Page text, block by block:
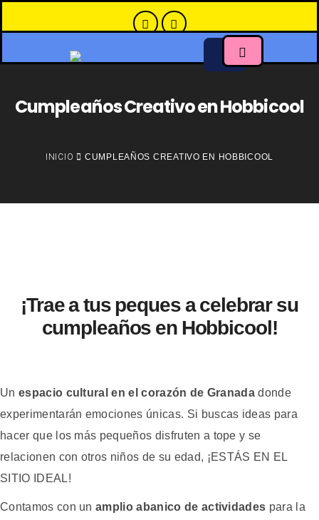
Cumpleaños Creativo en Hobbicool
INICIO CUMPLEAÑOS CREATIVO EN HOBBICOOL
¡Trae a tus peques a celebrar su
cumpleaños en Hobbicool!
Un espacio cultural en el corazón de Granada donde
experimentarán emociones únicas. Si buscas ideas para
hacer quelos más pequeños disfruten a tope y se
rel acionen con otros niños de su edad, ¡ESTÁS EN EL
SITIO IDEAL!
Contamos con unamplio abanico de actividades para la